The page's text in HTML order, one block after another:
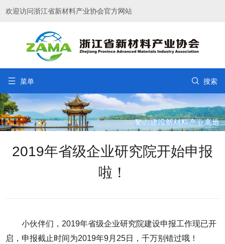
欢迎访问浙江省新材料产业协会官方网站
 菜单  搜索
2019年省级企业研究院开始申报
啦！
小伙伴们，2019年省级企业研究院建设申报工作现已开
启，申报截止时间为2019年9月25日，千万别错过哦！